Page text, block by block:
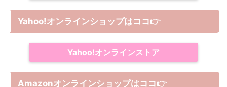
Yahoo!オンラインショップはココ👉
Yahoo!オンラインストア
Amazonオンラインショップはココ👉